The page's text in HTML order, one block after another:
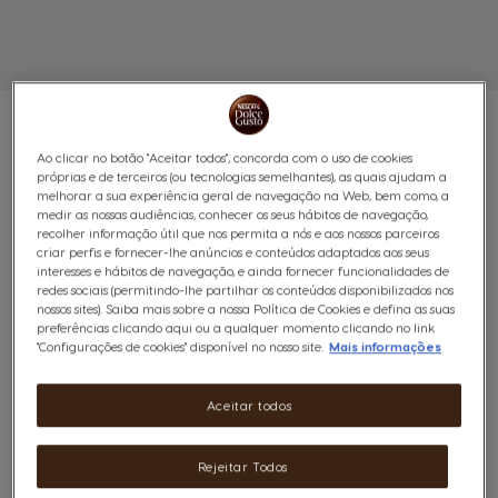
PACK ESSENTIALS
NESCAFÉ® DOLCE GUSTO®
NEO PRETO
(1)
Pack essencial para o dia a dia, com a combinação
perfeita entre máquina, cápsulas indispensáveis e
acessórios práticos para começar a desfrutar do melhor
Ao clicar no botão "Aceitar todos", concorda com o uso de cookies
próprias e de terceiros (ou tecnologias semelhantes), as quais ajudam a
melhorar a sua experiência geral de navegação na Web, bem como, a
medir as nossas audiências, conhecer os seus hábitos de navegação,
recolher informação útil que nos permita a nós e aos nossos parceiros
criar perfis e fornecer-lhe anúncios e conteúdos adaptados aos seus
interesses e hábitos de navegação, e ainda fornecer funcionalidades de
redes sociais (permitindo-lhe partilhar os conteúdos disponibilizados nos
nossos sites). Saiba mais sobre a nossa Política de Cookies e defina as suas
preferências clicando aqui ou a qualquer momento clicando no link
"Configurações de cookies" disponível no nosso site. Mais informações
Rejeitar Todos
Aceitar todos